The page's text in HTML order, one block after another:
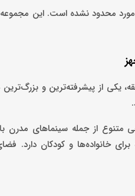
محدود نشده است. این مجموعه
202 هزار متری، در هفت طبقه، یکی از
متنوع از جمله سینماهای
خانواده‌ها و کودکان دارد.